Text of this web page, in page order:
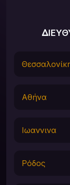
Αθήνα
Ιωαννινα
Ρόδος